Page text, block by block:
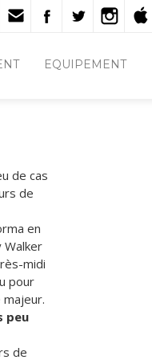
EQUIPEMENT
de cas
de
en
Walker
midi
pour
peu
de